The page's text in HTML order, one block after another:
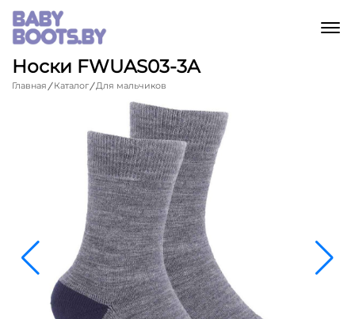
Носки FWUAS03-3A
Главная Каталог Для мальчиков